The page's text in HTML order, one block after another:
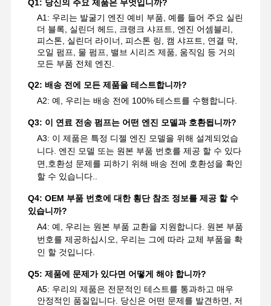
Q1: 당신의 주요 제품은 무엇입니까?
A1: 우리는 발굴기 엔진 예비 부품, 예를 들어 주요 실린
더 블록, 실린더 헤드, 크랭크 샤프트, 엔진 어셈블리,
피스톤, 실린더 라이너, 피스톤 링, 캠 샤프트, 연결 막,
오일 펌프, 물 펌프, 밸브 시리즈 제품, 움직임 등 거의
모든 부품 전체 엔진.
Q2: 배송 전에 모든 제품을 테스트합니까?
A2: 예, 우리는 배송 전에 100% 테스트를 수행합니다.
Q3: 이 연료 전송 펌프는 어떤 엔진 모델과 호환됩니까?
A3: 이 제품은 특정 디젤 엔진 모델을 위해 설계되었습
니다. 엔진 모델 또는 원본 부품 번호를 제공 할 수 있다
면,호환성 문제를 피하기 위해 배송 전에 호환성을 확인
할 수 있습니다..
Q4: OEM 부품 번호에 대한 횡단 참조 정보를 제공 할 수
있습니까?
A4: 예, 우리는 원본 부품 교환을 지원합니다. 원본 부품
번호를 제공하십시오, 우리는 그에 따라 교체 부품을 확
인 할 것입니다.
Q5: 제품에 문제가 있다면 어떻게 해야 합니까?
A5: 우리의 제품은 전문적인 테스트를 통과하고 매우
안정적인 품질입니다. 당신은 어떤 문제를 발견하면, 저